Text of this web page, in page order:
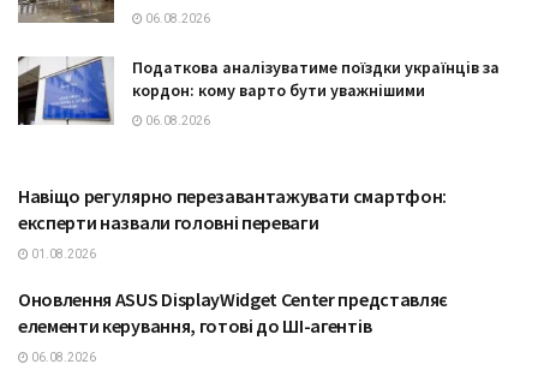
06.08.2026
Податкова аналізуватиме поїздки українців за
кордон: кому варто бути уважнішими
06.08.2026
ТЕХНОЛОГІЇ
Навіщо регулярно перезавантажувати смартфон:
експерти назвали головні переваги
01.08.2026
ТЕХНОЛОГІЇ
Оновлення ASUS DisplayWidget Center представляє
елементи керування, готові до ШІ-агентів
06.08.2026